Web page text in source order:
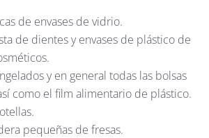
de envases de vidrio.
de dientes y envases de plástico de
y en general todas las bolsas
como el film alimentario de plástico.
pequeñas de fresas.